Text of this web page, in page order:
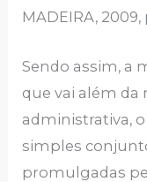
MADEIRA, 2009,
Sendo assim, a
que vai além
administrativa,
simples
promulgadas